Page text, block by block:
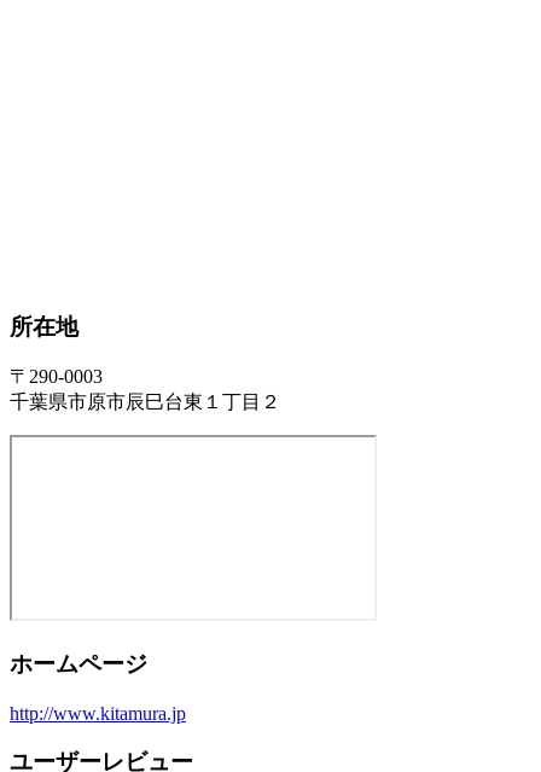
所在地
〒290-0003
千葉県市原市辰巳台東１丁目２
ホームページ
http://www.kitamura.jp
ユーザーレビュー